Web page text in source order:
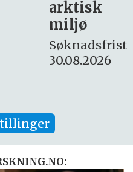
Søknadsfrist:
16. august.